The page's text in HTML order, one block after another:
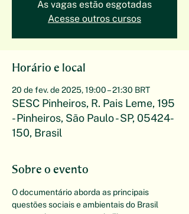
As vagas estão esgotadas
Acesse outros cursos
Horário e local
20 de fev. de 2025, 19:00 – 21:30 BRT
SESC Pinheiros, R. Pais Leme, 195
- Pinheiros, São Paulo - SP, 05424-
150, Brasil
Sobre o evento
O documentário aborda as principais
questões sociais e ambientais do Brasil